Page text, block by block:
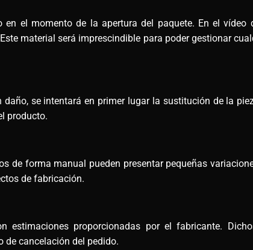
en el momento de la apertura del paquete. En el
material será imprescindible para poder gestionar
daño, se intentará en primer lugar la sustitución de la
producto.
de forma manual pueden presentar pequeñas
de fabricación.
estimaciones proporcionadas por el fabricante.
de cancelación del pedido.